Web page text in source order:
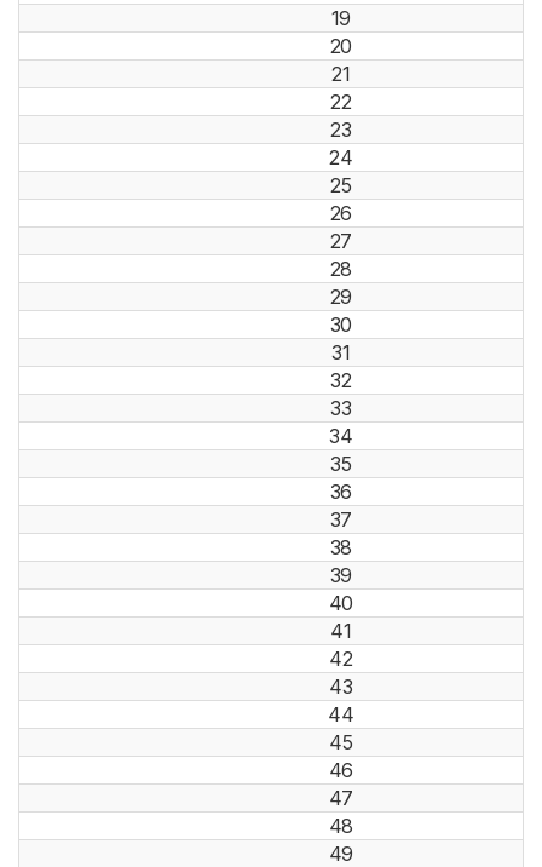
19
20
21
22
23
24
25
26
27
28
29
30
31
32
33
34
35
36
37
38
39
40
41
42
43
44
45
46
47
48
49